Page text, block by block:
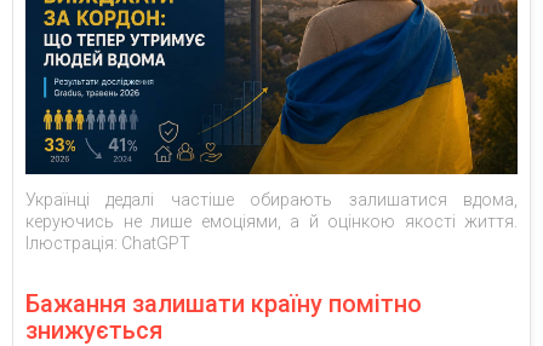
Українці дедалі частіше обирають залишатися вдома,
керуючись не лише емоціями, а й оцінкою якості життя.
Ілюстрація: ChatGPT
Бажання залишати країну помітно
знижується